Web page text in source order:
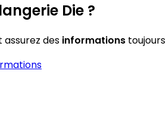
Die ?
assurez des informations toujours